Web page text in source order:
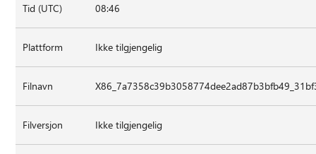
Tid (UTC) 08:46
Plattform Ikke tilgjengelig
Filnavn
Filversjon Ikke tilgjengelig